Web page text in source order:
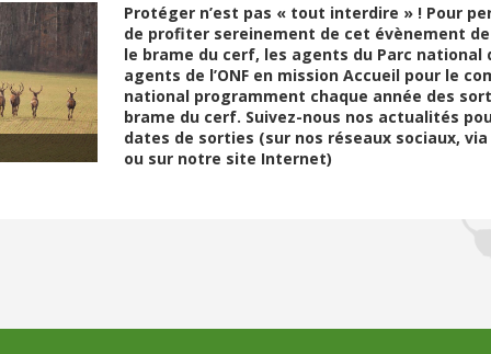
Protéger n’est pas « tout interdire » ! Pour
de profiter sereinement de cet évènement de
le brame du cerf, les agents du Parc
agents de l’ONF en mission Accueil pour le
national programment chaque année des
brame du cerf. Suivez-nous nos actualités
dates de sorties (sur nos réseaux sociaux,
ou sur notre site Internet)